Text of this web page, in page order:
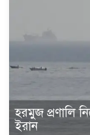
হরমুজ প্রণালি
ইরান